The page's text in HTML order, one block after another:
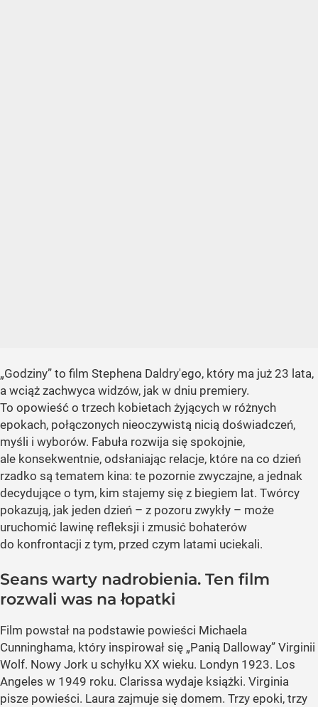
„Godziny” to film Stephena Daldry'ego, który ma już 23 lata,
a wciąż zachwyca widzów, jak w dniu premiery.
To opowieść o trzech kobietach żyjących w różnych
epokach, połączonych nieoczywistą nicią doświadczeń,
myśli i wyborów. Fabuła rozwija się spokojnie,
ale konsekwentnie, odsłaniając relacje, które na co dzień
rzadko są tematem kina: te pozornie zwyczajne, a jednak
decydujące o tym, kim stajemy się z biegiem lat. Twórcy
pokazują, jak jeden dzień – z pozoru zwykły – może
uruchomić lawinę refleksji i zmusić bohaterów
do konfrontacji z tym, przed czym latami uciekali.
Seans warty nadrobienia. Ten film
rozwali was na łopatki
Film powstał na podstawie powieści Michaela
Cunninghama, który inspirował się „Panią Dalloway” Virginii
Wolf. Nowy Jork u schyłku XX wieku. Londyn 1923. Los
Angeles w 1949 roku. Clarissa wydaje książki. Virginia
pisze powieści. Laura zajmuje się domem. Trzy epoki, trzy